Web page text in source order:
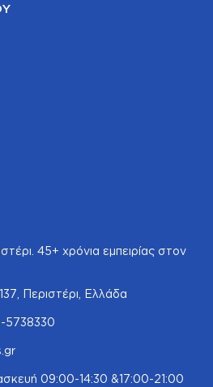
45+ χρόνια εμπειρίας στον
Περιστέρι, Ελλάδα
5738330
09:00-14:30 &17:00-21:00